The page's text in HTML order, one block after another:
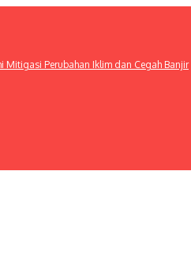
Perubahan Iklim dan Cegah Banjir